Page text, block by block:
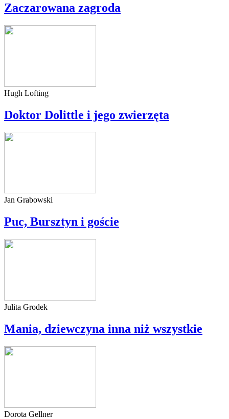
Zaczarowana zagroda
Hugh Lofting
Doktor Dolittle i jego zwierzęta
Jan Grabowski
Puc, Bursztyn i goście
Julita Grodek
Mania, dziewczyna inna niż wszystkie
Dorota Gellner